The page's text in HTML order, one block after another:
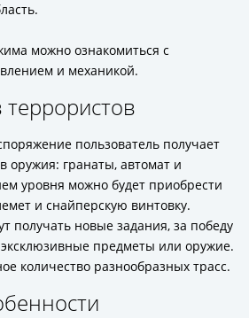
можно ознакомиться с
и механикой.
пользователь получает
оружия: гранаты, автомат и
уровня можно будет приобрести
и снайперскую винтовку.
получать новые задания, за победу
предметы или оружие.
количество разнообразных трасс.